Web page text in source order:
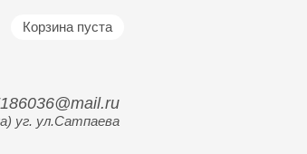
Корзина пуста
уг. ул.Сатпаева